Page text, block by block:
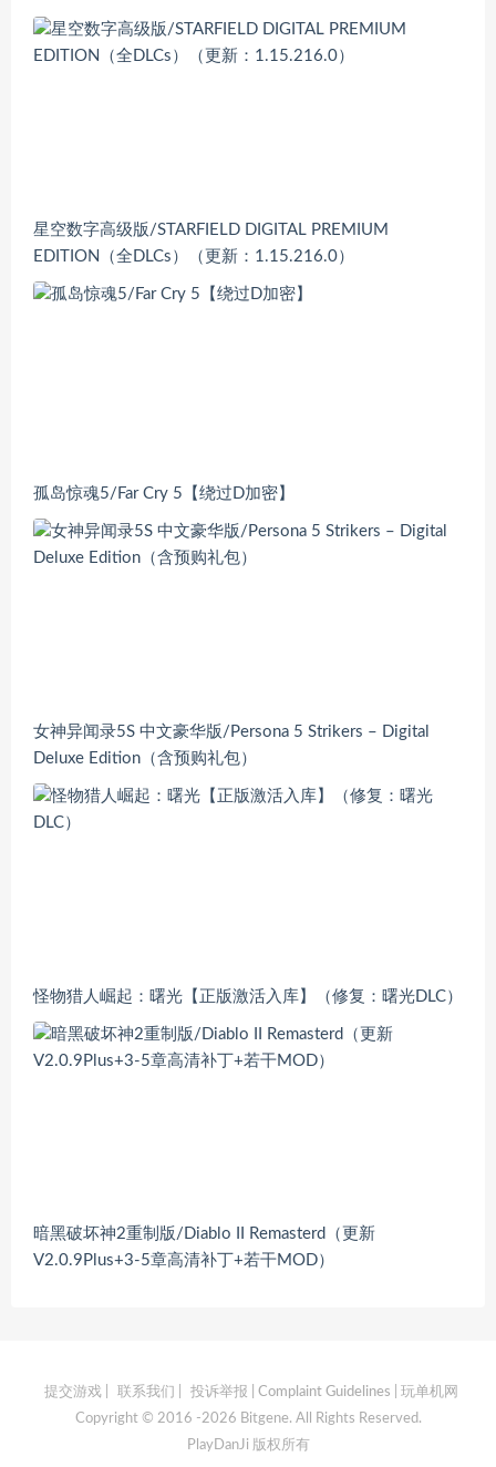
星空数字高级版/STARFIELD DIGITAL PREMIUM
EDITION（全DLCs）（更新：1.15.216.0）
孤岛惊魂5/Far Cry 5【绕过D加密】
女神异闻录5S 中文豪华版/Persona 5 Strikers – Digital
Deluxe Edition（含预购礼包）
怪物猎人崛起：曙光【正版激活入库】（修复：曙光DLC）
暗黑破坏神2重制版/Diablo II Remasterd（更新
V2.0.9Plus+3-5章高清补丁+若干MOD）
提交游戏| 联系我们 投诉举报 | Complaint Guidelines | 玩单机网
Copyright © 2016 -2026 Bitgene. All Rights Reserved.
PlayDanJi 版权所有